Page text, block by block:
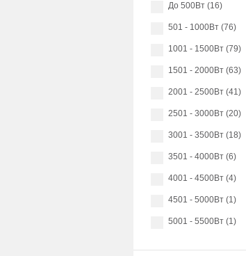
до 500Вт (16)
501 - 1000Вт (76)
1001 - 1500Вт (79)
1501 - 2000Вт (63)
2001 - 2500Вт (41)
2501 - 3000Вт (20)
3001 - 3500Вт (18)
3501 - 4000Вт (6)
4001 - 4500Вт (4)
4501 - 5000Вт (1)
5001 - 5500Вт (1)